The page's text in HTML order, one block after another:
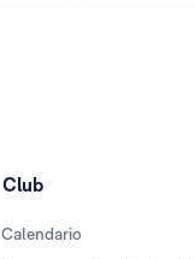
Club
Calendario